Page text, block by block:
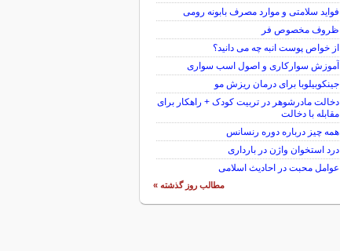
فواید سلامتی و موارد مصرف بابونه رومی
ظروف مخصوص فر
از خواص پوست انبه چه می دانید؟
آموزش سوارکاری و اصول اسب سواری
جینکوبیلوبا برای درمان ریزش مو
دخالت مادرشوهر در تربیت کودک + راهکار برای
مقابله با دخالت
همه چیز درباره دوره رنسانس
درد استخوان واژن در بارداری
عوامل محبت در احادیث اسلامى
مطالب روز گذشته »